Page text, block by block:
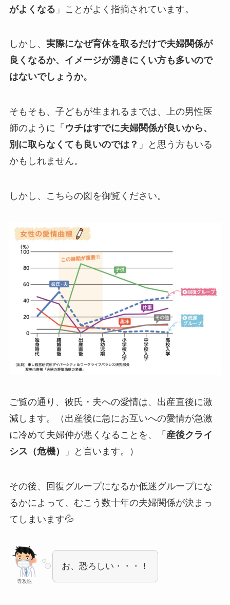
がよくなる 」ことがよく指摘されています。
しかし、 実際になぜ育休を取るだけで夫婦関係が
良くなるか、イメージが湧きにくい方も多いので
はないでしょうか。
そもそも、子どもが生まれるまでは、上の男性医
師のように「 ウチはすでに夫婦関係が良いから、
別に取らなくても良いのでは？ 」と思う方もいる
かもしれません。
しかし、こちらの図を御覧ください。
ご覧の通り、彼氏・夫への愛情は、出産直後に激
減します。（出産後に急にお互いへの愛情が急激
に冷めて夫婦仲が悪くなることを、「 産後クライ
シス（危機）
」と言います。）
その後、回復グループになるか低迷グループにな
るかによって、むこう数十年の夫婦関係が決まっ
てしまいます💦
専攻医
お、恐ろしい・・・！